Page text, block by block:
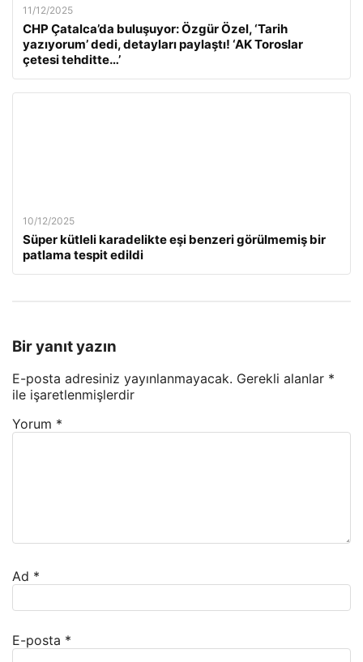
11/12/2025
CHP Çatalca’da buluşuyor: Özgür Özel, ‘Tarih
yazıyorum’ dedi, detayları paylaştı! ‘AK Toroslar
çetesi tehditte…’
10/12/2025
Süper kütleli karadelikte eşi benzeri görülmemiş bir
patlama tespit edildi
Bir yanıt yazın
E-posta adresiniz yayınlanmayacak. Gerekli alanlar *
ile işaretlenmişlerdir
Yorum *
Ad *
E-posta *